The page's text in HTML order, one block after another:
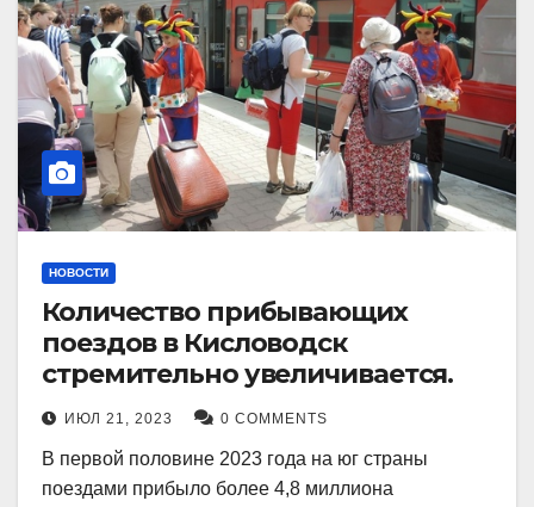
НОВОСТИ
Количество прибывающих
поездов в Кисловодск
стремительно увеличивается.
ИЮЛ 21, 2023 0 COMMENTS
В первой половине 2023 года на юг страны
поездами прибыло более 4,8 миллиона